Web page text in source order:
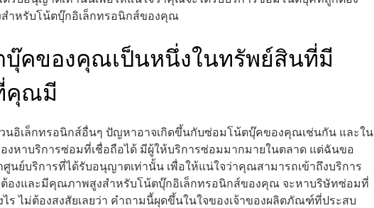
ำหรับโน้ตบุ๊กอิเล็กทรอนิกส์ของคุณ
คของคุณเป็นหนึ่งในทรัพย์สินที่มี
คุณมี
นอิเล็กทรอนิกส์อื่นๆ ปัญหาอาจเกิดขึ้นกับซ่อมโน้ตบุ๊คของคุณเช่นกัน และใน
หาบริการซ่อมที่เชื่อถือได้ มีผู้ให้บริการซ่อมมากมายในตลาด แต่ฉันขอ
นย์บริการที่ได้รับอนุญาตเท่านั้น เพื่อให้แน่ใจว่าคุณสามารถเข้าถึงบริการ
องและมีคุณภาพสูงสำหรับโน้ตบุ๊กอิเล็กทรอนิกส์ของคุณ จะหาบริษัทซ่อมที่
ไร ไม่ต้องสงสัยเลยว่า คำถามนี้ผุดขึ้นในใจของเจ้าของผลิตภัณฑ์ที่ประสบ